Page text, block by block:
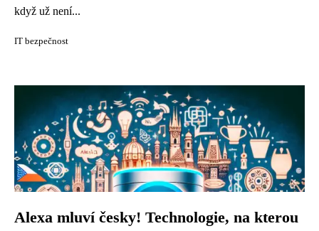
když už není...
IT bezpečnost
Alexa mluví česky! Technologie, na kterou